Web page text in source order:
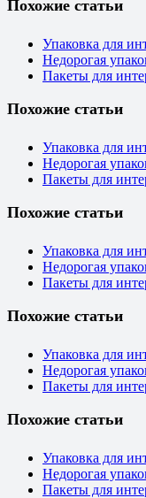
Похожие статьи
Упаковка для
Недорогая
Пакеты для
Похожие статьи
Упаковка для
Недорогая
Пакеты для
Похожие статьи
Упаковка для
Недорогая
Пакеты для
Похожие статьи
Упаковка для
Недорогая
Пакеты для
Похожие статьи
Упаковка для
Недорогая
Пакеты для